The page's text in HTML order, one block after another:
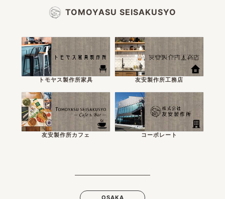
TOMOYASU SEISAKUSYO
トモヤス製作所家具 友安製作所工務店
友安製作所カフェ コーポレート